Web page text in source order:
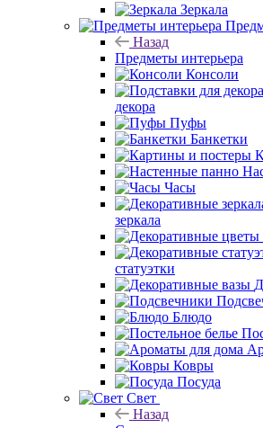
Зеркала
Назад
Предметы интерьера
Консоли
декора
Пуфы
Банкетки
Часы
зеркала
статуэтки
Блюдо
Ковры
Посуда
Свет
Назад